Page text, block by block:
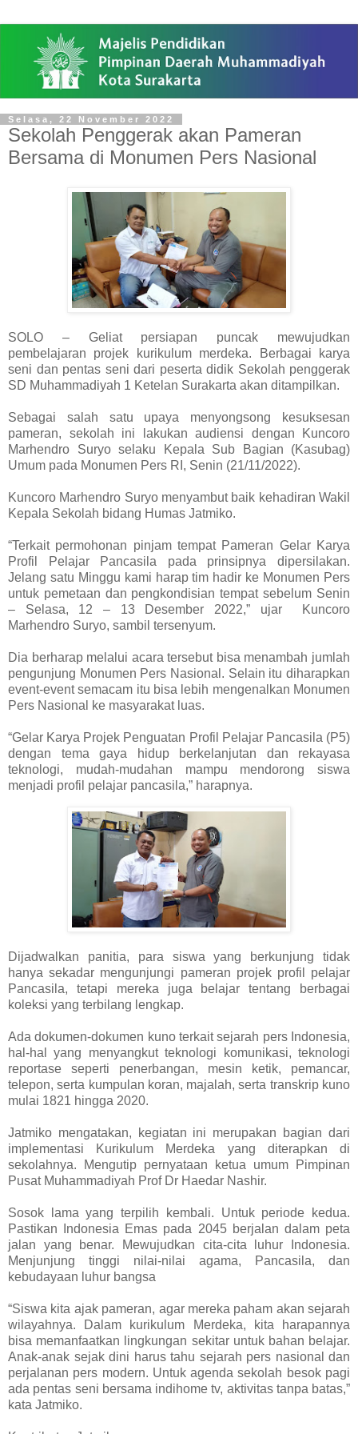
Selasa, 22 November 2022
Sekolah Penggerak akan Pameran
Bersama di Monumen Pers Nasional
SOLO – Geliat persiapan puncak mewujudkan
pembelajaran projek kurikulum merdeka. Berbagai karya
seni dan pentas seni dari peserta didik Sekolah penggerak
SD Muhammadiyah 1 Ketelan Surakarta akan ditampilkan.
Sebagai salah satu upaya menyongsong kesuksesan
pameran, sekolah ini lakukan audiensi dengan Kuncoro
Marhendro Suryo selaku Kepala Sub Bagian (Kasubag)
Umum pada Monumen Pers RI, Senin (21/11/2022).
Kuncoro Marhendro Suryo menyambut baik kehadiran Wakil
Kepala Sekolah bidang Humas Jatmiko.
“Terkait permohonan pinjam tempat Pameran Gelar Karya
Profil Pelajar Pancasila pada prinsipnya dipersilakan.
Jelang satu Minggu kami harap tim hadir ke Monumen Pers
untuk pemetaan dan pengkondisian tempat sebelum Senin
– Selasa, 12 – 13 Desember 2022,” ujar Kuncoro
Marhendro Suryo, sambil tersenyum.
Dia berharap melalui acara tersebut bisa menambah jumlah
pengunjung Monumen Pers Nasional. Selain itu diharapkan
event-event semacam itu bisa lebih mengenalkan Monumen
Pers Nasional ke masyarakat luas.
“Gelar Karya Projek Penguatan Profil Pelajar Pancasila (P5)
dengan tema gaya hidup berkelanjutan dan rekayasa
teknologi, mudah-mudahan mampu mendorong siswa
menjadi profil pelajar pancasila,” harapnya.
Dijadwalkan panitia, para siswa yang berkunjung tidak
hanya sekadar mengunjungi pameran projek profil pelajar
Pancasila, tetapi mereka juga belajar tentang berbagai
koleksi yang terbilang lengkap.
Ada dokumen-dokumen kuno terkait sejarah pers Indonesia,
hal-hal yang menyangkut teknologi komunikasi, teknologi
reportase seperti penerbangan, mesin ketik, pemancar,
telepon, serta kumpulan koran, majalah, serta transkrip kuno
mulai 1821 hingga 2020.
Jatmiko mengatakan, kegiatan ini merupakan bagian dari
implementasi Kurikulum Merdeka yang diterapkan di
sekolahnya. Mengutip pernyataan ketua umum Pimpinan
Pusat Muhammadiyah Prof Dr Haedar Nashir.
Sosok lama yang terpilih kembali. Untuk periode kedua.
Pastikan Indonesia Emas pada 2045 berjalan dalam peta
jalan yang benar. Mewujudkan cita-cita luhur Indonesia.
Menjunjung tinggi nilai-nilai agama, Pancasila, dan
kebudayaan luhur bangsa
“Siswa kita ajak pameran, agar mereka paham akan sejarah
wilayahnya. Dalam kurikulum Merdeka, kita harapannya
bisa memanfaatkan lingkungan sekitar untuk bahan belajar.
Anak-anak sejak dini harus tahu sejarah pers nasional dan
perjalanan pers modern. Untuk agenda sekolah besok pagi
ada pentas seni bersama indihome tv, aktivitas tanpa batas,”
kata Jatmiko.